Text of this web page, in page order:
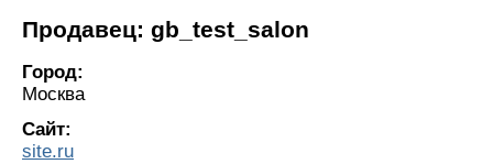
Продавец: gb_test_salon
Город:
Москва
Сайт:
site.ru